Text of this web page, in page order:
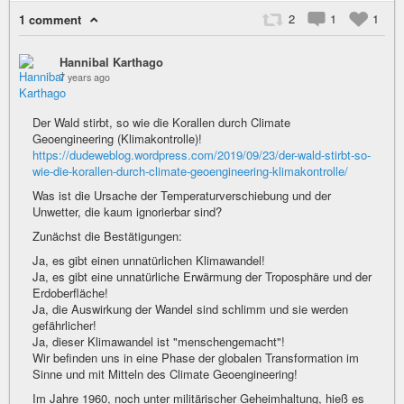
2 1 1
1 comment
Hannibal Karthago
7 years ago
Der Wald stirbt, so wie die Korallen durch Climate
Geoengineering (Klimakontrolle)!
https://dudeweblog.wordpress.com/2019/09/23/der-wald-stirbt-so-
wie-die-korallen-durch-climate-geoengineering-klimakontrolle/
Was ist die Ursache der Temperaturverschiebung und der
Unwetter, die kaum ignorierbar sind?
Zunächst die Bestätigungen:
Ja, es gibt einen unnatürlichen Klimawandel!
Ja, es gibt eine unnatürliche Erwärmung der Troposphäre und der
Erdoberfläche!
Ja, die Auswirkung der Wandel sind schlimm und sie werden
gefährlicher!
Ja, dieser Klimawandel ist "menschengemacht"!
Wir befinden uns in eine Phase der globalen Transformation im
Sinne und mit Mitteln des Climate Geoengineering!
Im Jahre 1960, noch unter militärischer Geheimhaltung, hieß es